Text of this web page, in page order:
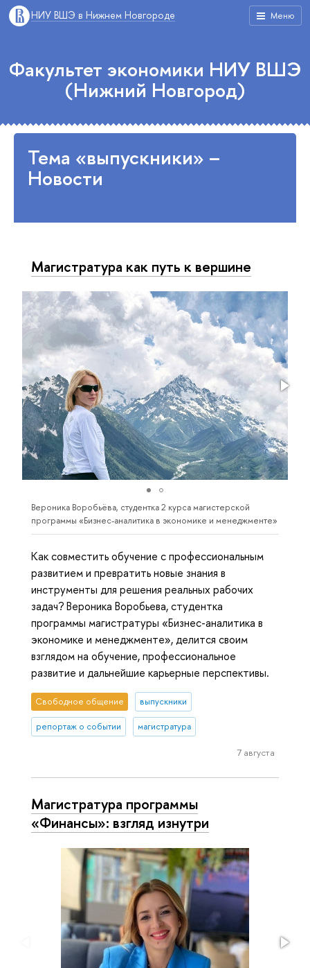
Меню
НИУ ВШЭ в Нижнем Новгороде
Факультет экономики НИУ ВШЭ
(Нижний Новгород)
Тема «выпускники» –
Новости
Магистратура как путь к вершине
Вероника Воробьёва, студентка 2 курса магистерской
программы «Бизнес-аналитика в экономике и менеджменте»
Как совместить обучение с профессиональным
развитием и превратить новые знания в
инструменты для решения реальных рабочих
задач? Вероника Воробьева, студентка
программы магистратуры «Бизнес-аналитика в
экономике и менеджменте», делится своим
взглядом на обучение, профессиональное
развитие и дальнейшие карьерные перспективы.
Свободное общение выпускники
репортаж о событии магистратура
7 августа
Магистратура программы
«Финансы»: взгляд изнутри